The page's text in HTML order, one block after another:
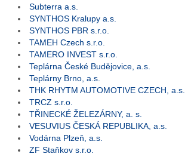
Subterra a.s.
SYNTHOS Kralupy a.s.
SYNTHOS PBR s.r.o.
TAMEH Czech s.r.o.
TAMERO INVEST s.r.o.
Teplárna České Budějovice, a.s.
Teplárny Brno, a.s.
THK RHYTM AUTOMOTIVE CZECH, a.s.
TRCZ s.r.o.
TŘINECKÉ ŽELEZÁRNY, a. s.
VESUVIUS ČESKÁ REPUBLIKA, a.s.
Vodárna Plzeň, a.s.
ZF Staňkov s.r.o.